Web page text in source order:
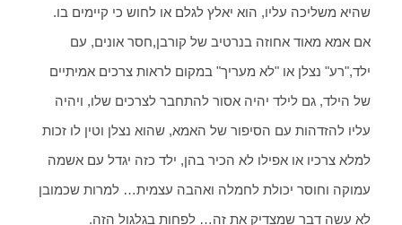
שהיא משליכה עליו, הוא יאלץ לגלם או לחוש כי קיימים בו.
אם אמא מאוד אחוזה בנרטיב של קורבן,חסר אונים, עם
ילד,"רע" נצלן או "לא מעריך" במקום לראות צרכים אמיתיים
של הילד, גם לילד יהיה אסור להתחבר לצרכים שלו, ויהיה
עליו להזדהות עם הסיפור של האמא, שהוא נצלן וטין לו זכות
למלא צרכיו או אפילו לא הכיר בהן, ילד כזה יגדל עם אשמה
עמוקה וחוסר יכולת לחמלה ואהבה עצמית… למרות שכמובן
לא עשה דבר שמצדיק את זה… לפחות בגלגול הזה.